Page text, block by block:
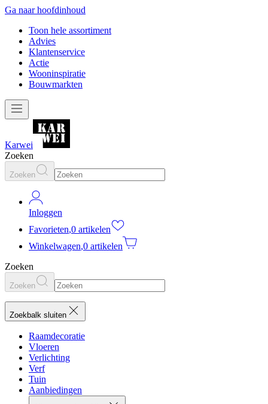
Ga naar hoofdinhoud
Toon hele assortiment
Advies
Klantenservice
Actie
Wooninspiratie
Bouwmarkten
Karwei
Zoeken
Zoeken
Inloggen
Favorieten,0 artikelen
Winkelwagen,0 artikelen
Zoeken
Zoeken
Zoekbalk sluiten
Raamdecoratie
Vloeren
Verlichting
Verf
Tuin
Aanbiedingen